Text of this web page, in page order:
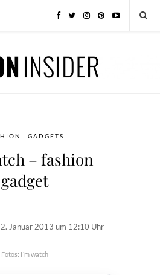
GADGETS
– fashion
gadget
Januar 2013 um 12:10 Uhr
Fotos: I´m watch